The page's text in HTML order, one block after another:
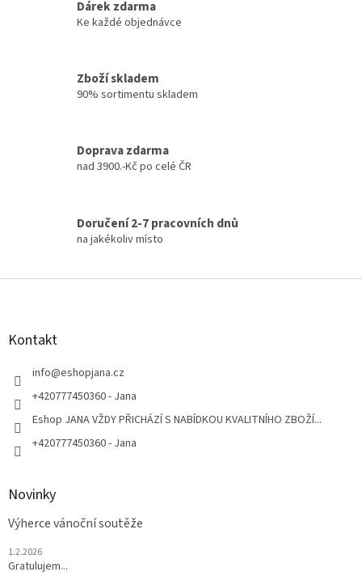
y
i
s
Dárek zdarma
Ke každé objednávce
Zboží skladem
90% sortimentu skladem
Doprava zdarma
nad 3900.-Kč po celé ČR
Doručení 2-7 pracovních dnů
na jakékoliv místo
Z
Kontakt
info@eshopjana.cz
+420777450360 - Jana
Eshop JANA VŽDY PŘICHÁZÍ S NABÍDKOU KVALITNÍHO ZBOŽÍ...
+420777450360 - Jana
Novinky
Výherce vánoční soutěže
1.2.2026
Gratulujem...